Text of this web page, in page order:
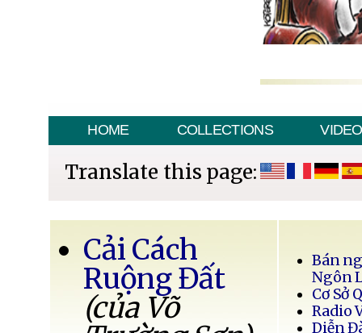
HOME COLLECTIONS VIDEO
Translate this page:
Cải Cách
Ruộng Đất
(của Võ
Bán
Ngôn
Cơ Sở
Radio
Diễn